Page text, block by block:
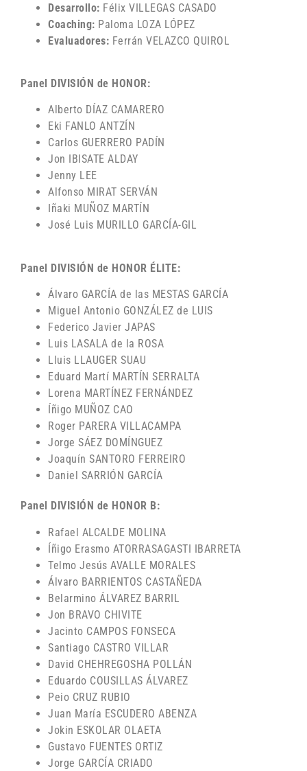
Desarrollo: Félix VILLEGAS CASADO
Coaching: Paloma LOZA LÓPEZ
Evaluadores: Ferrán VELAZCO QUIROL
Panel DIVISIÓN de HONOR:
Alberto DÍAZ CAMARERO
Eki FANLO ANTZÍN
Carlos GUERRERO PADÍN
Jon IBISATE ALDAY
Jenny LEE
Alfonso MIRAT SERVÁN
Iñaki MUÑOZ MARTÍN
José Luis MURILLO GARCÍA-GIL
Panel DIVISIÓN de HONOR ÉLITE:
Álvaro GARCÍA de las MESTAS GARCÍA
Miguel Antonio GONZÁLEZ de LUIS
Federico Javier JAPAS
Luis LASALA de la ROSA
Lluis LLAUGER SUAU
Eduard Martí MARTÍN SERRALTA
Lorena MARTÍNEZ FERNÁNDEZ
Íñigo MUÑOZ CAO
Roger PARERA VILLACAMPA
Jorge SÁEZ DOMÍNGUEZ
Joaquín SANTORO FERREIRO
Daniel SARRIÓN GARCÍA
Panel DIVISIÓN de HONOR B:
Rafael ALCALDE MOLINA
Íñigo Erasmo ATORRASAGASTI IBARRETA
Telmo Jesús AVALLE MORALES
Álvaro BARRIENTOS CASTAÑEDA
Belarmino ÁLVAREZ BARRIL
Jon BRAVO CHIVITE
Jacinto CAMPOS FONSECA
Santiago CASTRO VILLAR
David CHEHREGOSHA POLLÁN
Eduardo COUSILLAS ÁLVAREZ
Peio CRUZ RUBIO
Juan María ESCUDERO ABENZA
Jokin ESKOLAR OLAETA
Gustavo FUENTES ORTIZ
Jorge GARCÍA CRIADO